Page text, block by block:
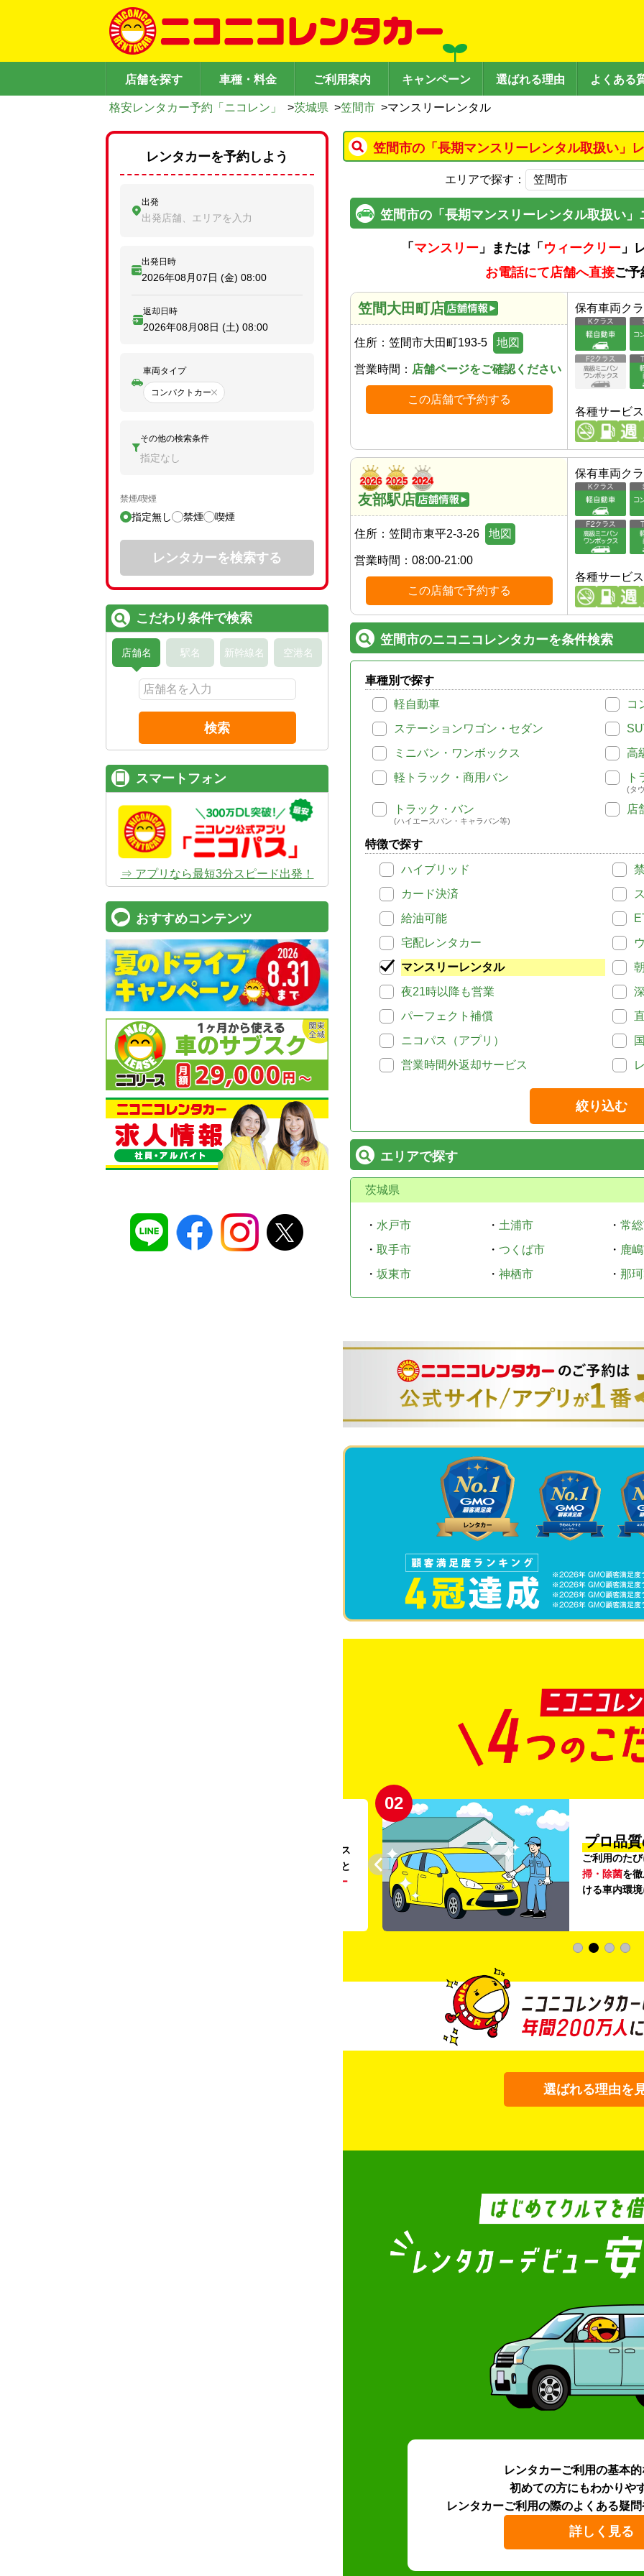
店舗を探す 車種・料金 ご利用案内 キャンペーン 選ばれる理由 よくある
格安レンタカー予約「ニコレン」 >茨城県 >笠間市 >マンスリーレンタル
笠間市の「長期マンスリーレンタル取扱い」
エリアで探す：
笠間市の「長期マンスリーレンタル取扱い
「 マンスリー 」または「 ウィークリー 」
お電話にて店舗へ直接ご予
笠間大田町店
住所： 笠間市大田町193-5 地図
営業時間： 店舗ページをご確認ください
この店舗で予約する
保有車両ク
各種サービス
友部駅店
住所： 笠間市東平2-3-26 地図
営業時間： 08:00-21:00
この店舗で予約する
保有車両ク
各種サービス
笠間市のニコニコレンタカーを条件検索
車種別で探す
軽自動車
コ
ステーションワゴン・セダン
ミニバン・ワンボックス
高
軽トラック・商用バン
ト
(タ
トラック・バン
(ハイエースバン・キャラバン等)
店
特徴で探す
ハイブリッド
カード決済
給油可能
宅配レンタカー
マンスリーレンタル
夜21時以降も営業
パーフェクト補償
ニコパス（アプリ）
営業時間外返却サービス
絞り込む
エリアで探す
茨城県
・ 水戸市 ・ 土浦市 ・ 常
・ 取手市 ・ つくば市 ・ 鹿
・ 坂東市 ・ 神栖市 ・ 那
。ガソリンス
タンドや整備工場の既存インフラを活用すること
リー
02
プロ品
ご利用のた
掃・除菌を
ける車内環
選ばれる理由を
レンタカーご利用の基本
初めての方にもわかりや
レンタカーご利用の際のよくある疑問
詳しく見る
レンタカーを予約しよう
出発
出発店舗、エリアを入力
出発日時
2026年08月07日 (金) 08:00
返却日時
2026年08月08日 (土) 08:00
車両タイプ
コンパクトカー
その他の検索条件
指定なし
禁煙/喫煙
指定無し 禁煙 喫煙
レンタカーを検索する
こだわり条件で検索
店舗名 駅名 新幹線名 空港名
検索
スマートフォン
⇒ アプリなら最短3分スピード出発！
おすすめコンテンツ